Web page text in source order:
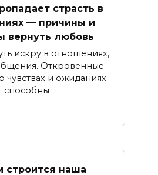
страсть в
— причины и
вернуть любовь
искру в отношениях,
Откровенные
чувствах и ожиданиях
способны
строится наша